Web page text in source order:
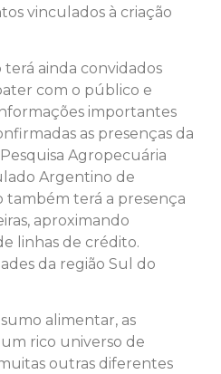
vinculados à criação
ainda convidados
com o público e
importantes
as presenças da
Agropecuária
Argentino de
também terá a presença
aproximando
linhas de crédito.
da região Sul do
alimentar, as
rico universo de
outras diferentes